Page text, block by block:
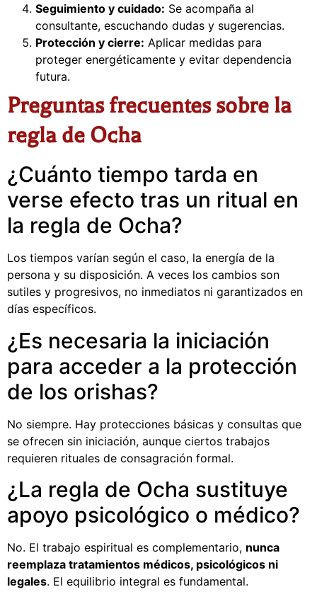
Seguimiento y cuidado: Se acompaña al
consultante, escuchando dudas y sugerencias.
Protección y cierre: Aplicar medidas para
proteger energéticamente y evitar dependencia
futura.
Preguntas frecuentes sobre la
regla de Ocha
¿Cuánto tiempo tarda en
verse efecto tras un ritual en
la regla de Ocha?
Los tiempos varían según el caso, la energía de la
persona y su disposición. A veces los cambios son
sutiles y progresivos, no inmediatos ni garantizados en
días específicos.
¿Es necesaria la iniciación
para acceder a la protección
de los orishas?
No siempre. Hay protecciones básicas y consultas que
se ofrecen sin iniciación, aunque ciertos trabajos
requieren rituales de consagración formal.
¿La regla de Ocha sustituye
apoyo psicológico o médico?
No. El trabajo espiritual es complementario, nunca
reemplaza tratamientos médicos, psicológicos ni
legales. El equilibrio integral es fundamental.